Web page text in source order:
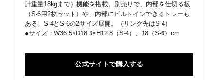
計重量18kgまで）機能を搭載。別売りで、内部を仕切る板
（S-6用2枚セット）や、内部にビルトインできるトレーも
ある。S-4とS-6の2サイズ展開。（リンク先はS-4）
●サイズ：W36.5×D18.3×H12.8（S-4）、18（S-6）cm
公式サイトで購入する